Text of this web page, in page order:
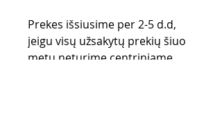
Prekes išsiusime per 2-5 d.d,
jeigu visų užsakytų prekių šiuo
metu neturime centriniame